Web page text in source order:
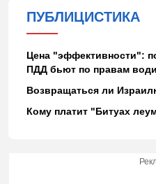
ПУБЛИЦИСТИКА
Цена "эффективности":
ПДД бьют по правам
Возвращаться ли
Кому платит "Битуах